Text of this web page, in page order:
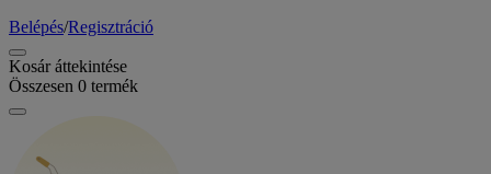
Belépés/Regisztráció
Kosár áttekintése
Összesen 0 termék